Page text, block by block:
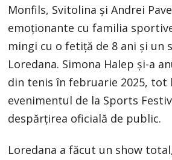
Monfils, Svitolina și Andrei
emoționante cu familia
mingi cu o fetiță de 8 ani și un
Loredana. Simona Halep și-a
din tenis în februarie 2025, tot
evenimentul de la Sports
despărțirea oficială de public.
Loredana a făcut un show